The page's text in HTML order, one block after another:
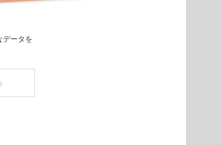
データを